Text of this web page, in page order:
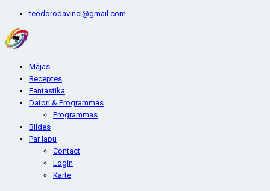
teodorodavinci@gmail.com
Mājas
Receptes
Fantastika
Datori & Programmas
Programmas
Bildes
Par lapu
Contact
Login
Karte